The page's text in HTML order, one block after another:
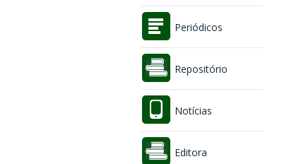
Periódicos
Repositório
Notícias
Editora